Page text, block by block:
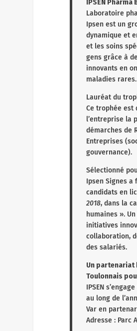
Temporis Toulon
5 Avenue
04 94 29 09 11
https://
franchise.fr/
Temporis
Agence d’intérim
12 Rue du
04 94 29 09 10
https://
franchise.fr/
IPSEN Pharma
Laboratoire
Ipsen est un
dynamique et
et les soins
gens grâce à